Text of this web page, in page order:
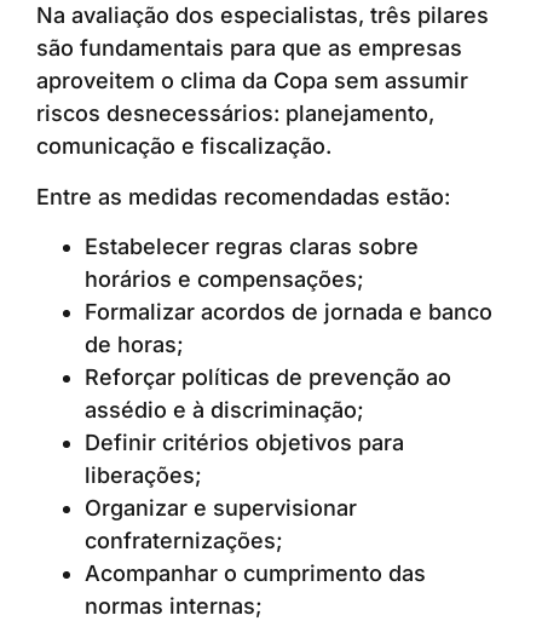
Na avaliação dos especialistas, três pilares
são fundamentais para que as empresas
aproveitem o clima da Copa sem assumir
riscos desnecessários: planejamento,
comunicação e fiscalização.
Entre as medidas recomendadas estão:
Estabelecer regras claras sobre
horários e compensações;
Formalizar acordos de jornada e banco
de horas;
Reforçar políticas de prevenção ao
assédio e à discriminação;
Definir critérios objetivos para
liberações;
Organizar e supervisionar
confraternizações;
Acompanhar o cumprimento das
normas internas;